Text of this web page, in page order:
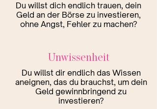
Du willst dich endlich trauen, dein
Geld an der Börse zu investieren,
ohne Angst, Fehler zu machen?
Unwissenheit
Du willst dir endlich das Wissen
aneignen, das du brauchst, um dein
Geld gewinnbringend zu
investieren?